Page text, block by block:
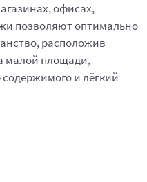
офисах,
позволяют оптимально
расположив
малой площади,
и лёгкий